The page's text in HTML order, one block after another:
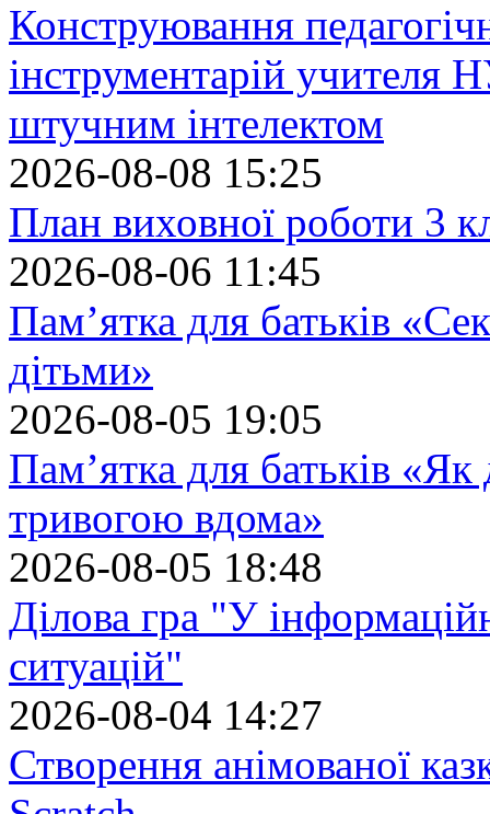
Конструювання
інструментарій учителя
штучним інтелектом
2026-08-08 15:25
План виховної роботи 3
2026-08-06 11:45
Пам’ятка для батьків
дітьми»
2026-08-05 19:05
Пам’ятка для батьків
тривогою вдома»
2026-08-05 18:48
Ділова гра "У
ситуацій"
2026-08-04 14:27
Створення анімованої